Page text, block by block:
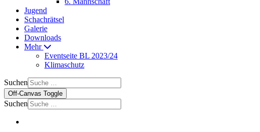
Jugend
Schachrätsel
Galerie
Downloads
Mehr
Eventseite BL 2023/24
Klimaschutz
Suchen
Off-Canvas Toggle
Suchen